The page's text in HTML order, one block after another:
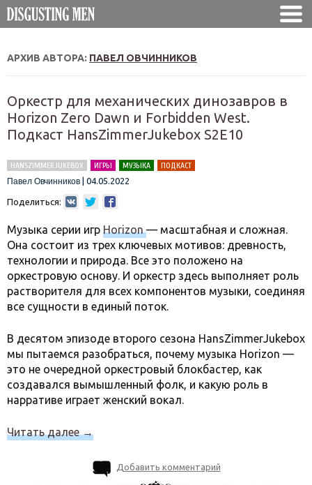
АРХИВ АВТОРА: ПАВЕЛ ОВЧИННИКОВ
Оркестр для механических динозавров в
Horizon Zero Dawn и Forbidden West.
Подкаст HansZimmerJukebox S2E10
HANSZIMMERJUKEBOX ИГРЫ МУЗЫКА
ПОДКАСТ
Павел Овчинников
04.05.2022
Поделиться:
Музыка серии игр Horizon— масштабная и сложная.
Она состоит из трех ключевых мотивов: древность,
технологии и природа. Все это положено на
оркестровую основу. И оркестр здесь выполняет роль
растворителя для всех компонентов музыки, соединяя
все сущности в единый поток.
В десятом эпизоде второго сезона HansZimmerJukebox
мы пытаемся разобраться, почему музыка Horizon —
это не очередной оркестровый блокбастер, как
создавался вымышленный фолк, и какую роль в
нарративе играет женский вокал.
Читать далее→
Добавить комментарий